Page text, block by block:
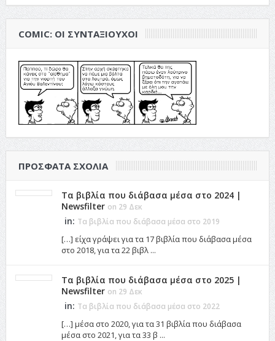
COMIC: ΟΙ ΣΥΝΤΑΞΙΟΎΧΟΙ
ΠΡΌΣΦΑΤΑ ΣΧΌΛΙΑ
Τα βιβλία που διάβασα μέσα στο 2024 |
Newsfilter on 29 Δεκ
in: Τα βιβλία που διάβασα μέσα στο 2019
[…] είχα γράψει για τα 17 βιβλία που διάβασα μέσα
στο 2018, για τα 22 βιβλ ...
Τα βιβλία που διάβασα μέσα στο 2025 |
Newsfilter on 29 Δεκ
in: Τα βιβλία που διάβασα μέσα στο 2022
[…] μέσα στο 2020, για τα 31 βιβλία που διάβασα
μέσα στο 2021, για τα 33 β ...